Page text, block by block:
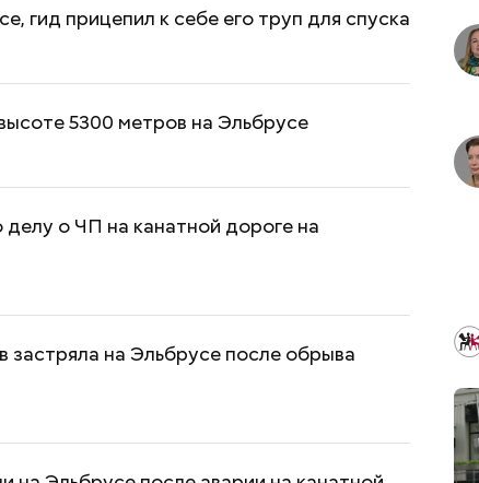
гид прицепил к себе его труп для спуска
5300 метров на Эльбрусе
о ЧП на канатной дороге на
застряла на Эльбрусе после обрыва